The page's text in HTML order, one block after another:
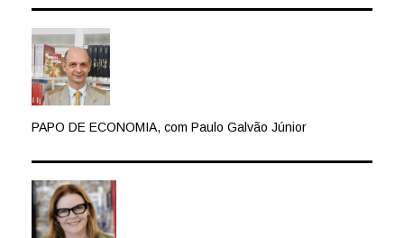
PAPO DE ECONOMIA, com Paulo Galvão Júnior